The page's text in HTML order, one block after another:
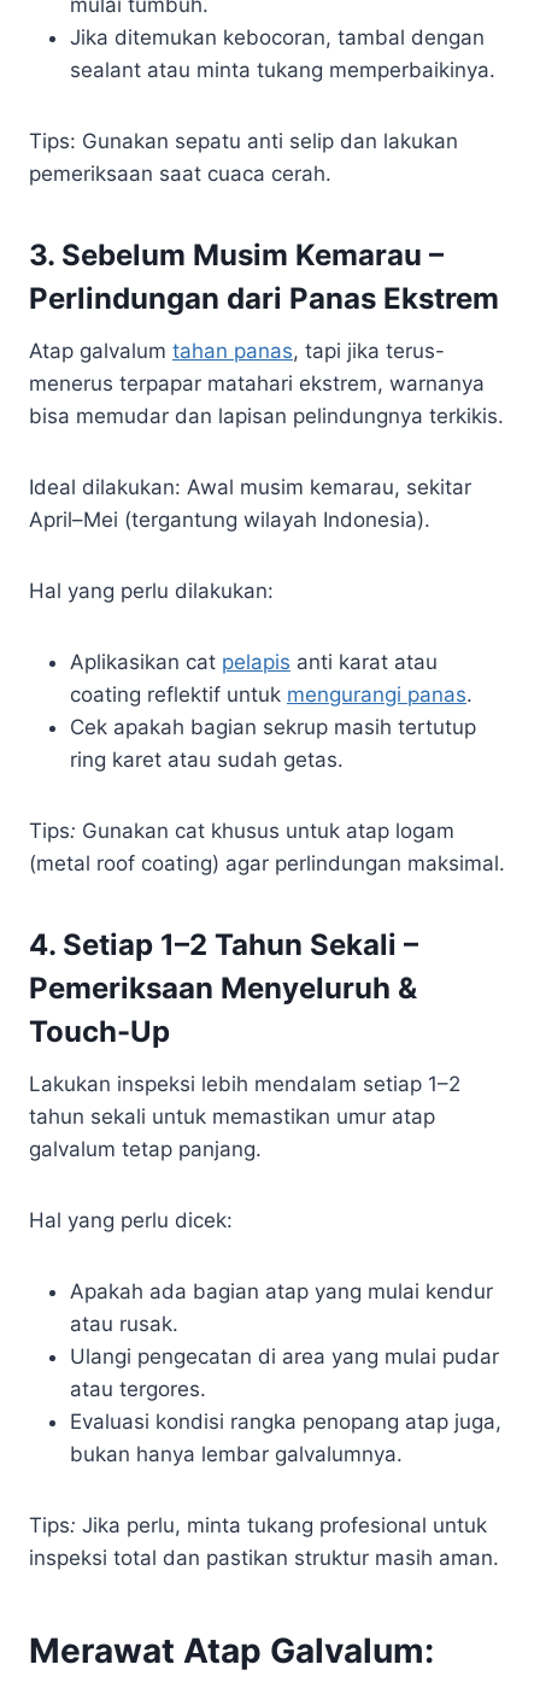
mulai tumbuh.
Jika ditemukan kebocoran, tambal dengan
sealant atau minta tukang memperbaikinya.
Tips: Gunakan sepatu anti selip dan lakukan
pemeriksaan saat cuaca cerah.
3. Sebelum Musim Kemarau –
Perlindungan dari Panas Ekstrem
Atap galvalum tahan panas, tapi jika terus-
menerus terpapar matahari ekstrem, warnanya
bisa memudar dan lapisan pelindungnya terkikis.
Ideal dilakukan: Awal musim kemarau, sekitar
April–Mei (tergantung wilayah Indonesia).
Hal yang perlu dilakukan:
Aplikasikan cat pelapis anti karat atau
coating reflektif untuk mengurangi panas.
Cek apakah bagian sekrup masih tertutup
ring karet atau sudah getas.
Tips: Gunakan cat khusus untuk atap logam
(metal roof coating) agar perlindungan maksimal.
4. Setiap 1–2 Tahun Sekali –
Pemeriksaan Menyeluruh &
Touch-Up
Lakukan inspeksi lebih mendalam setiap 1–2
tahun sekali untuk memastikan umur atap
galvalum tetap panjang.
Hal yang perlu dicek:
Apakah ada bagian atap yang mulai kendur
atau rusak.
Ulangi pengecatan di area yang mulai pudar
atau tergores.
Evaluasi kondisi rangka penopang atap juga,
bukan hanya lembar galvalumnya.
Tips: Jika perlu, minta tukang profesional untuk
inspeksi total dan pastikan struktur masih aman.
Merawat Atap Galvalum: